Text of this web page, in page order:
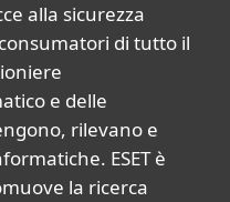
alla sicurezza
di tutto il
e delle
rilevano e
ESET è
la ricerca